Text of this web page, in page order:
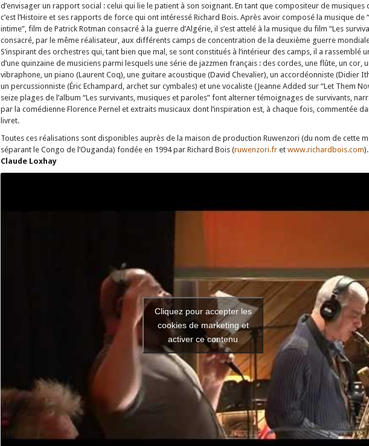
d’envisager un rapport social : celui qui lie le patient à son soignant. En tant que compositeur de musiques
c’est l’Histoire et ses rapports de force qui ont intéressé Richard Bois. Après avoir composé la musique de
intime”, film de Patrick Rotman consacré à la guerre d’Algérie, il s’est attelé à la musique du film “Les
consacré, par le même réalisateur, aux différents camps de concentration de la deuxième guerre
S’inspirant des orchestres qui, tant bien que mal, se sont constitués à l’intérieur des camps, il a rassemblé
d’une quinzaine de musiciens parmi lesquels une série de jazzmen français : des cordes, une flûte, un cor,
vibraphone, un piano (Laurent Coq), une guitare acoustique (David Chevalier), un accordéonniste (Didier
un percussionniste (Éric Echampard, archet sur cymbales) et une vocaliste (Jeanne Added sur “Let Them
seize plages de l’album “Les survivants, musiques et paroles” font alterner témoignages de survivants,
par la comédienne Florence Pernel et extraits musicaux dont l’inspiration est, à chaque fois, commentée
livret.
Toutes ces réalisations sont disponibles auprès de la maison de production Ruwenzori (du nom de cette
séparant le Congo de l’Ouganda) fondée en 1994 par Richard Bois (ruwenzori.fr et www.richardbois.com).
Claude Loxhay
Cliquez pour accepter les
cookies de marketing et
activer ce contenu